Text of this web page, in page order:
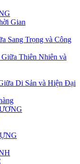
Gian
Sang Trọng và Công
Thiên Nhiên và
Di Sản và Hiện Đại